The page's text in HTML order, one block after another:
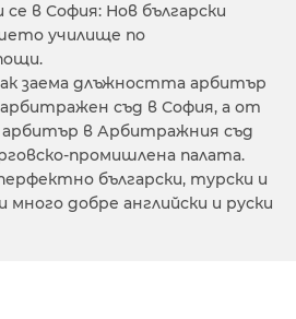
в София: Нов български
училище по
заема длъжността арбитър
съд в София, а от
арбитър в Арбитражния съд
промишлена палата.
български, турски и
много добре английски и руски